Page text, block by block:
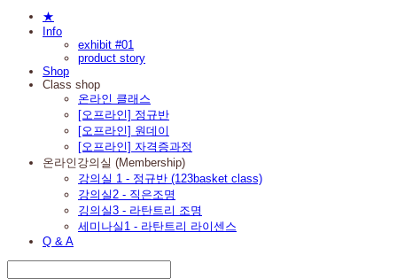
★
Info
exhibit #01
product story
Shop
Class shop
온라인 클래스
[오프라인] 정규반
[오프라인] 원데이
[오프라인] 자격증과정
온라인강의실 (Membership)
강의실 1 - 정규반 (123basket class)
강의실2 - 직은조명
깅의실3 - 라탄트리 조명
세미나실1 - 라탄트리 라이센스
Q & A